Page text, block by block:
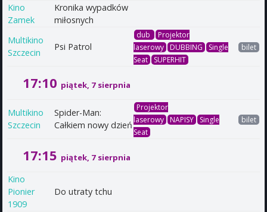
Kino
Zamek
Kronika wypadków
miłosnych
Multikino
Szczecin
Psi Patrol
dub
Projektor
laserowy
DUBBING
Single
Seat
SUPERHIT
bilet
17:10 piątek, 7 sierpnia
Multikino
Szczecin
Spider-Man:
Całkiem nowy dzień
Projektor
laserowy
NAPISY
Single
Seat
bilet
17:15 piątek, 7 sierpnia
Kino
Pionier
1909
Do utraty tchu